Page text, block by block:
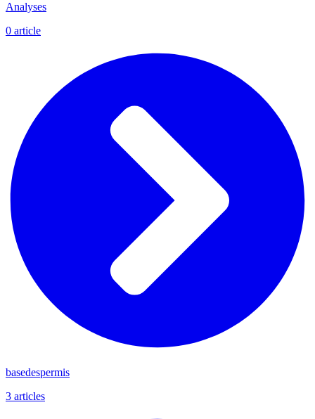
Analyses
0 article
basedespermis
3 articles